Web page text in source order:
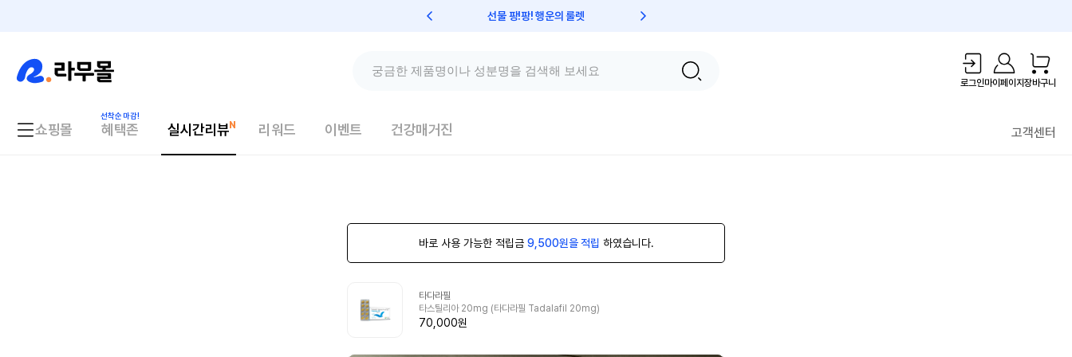
선물 팡!팡! 행운의 룰렛
로그인마이페이지장바구니
쇼핑몰 혜택존 실시간리뷰 리워드 이벤트 건강매거진 고객센터
바로 사용 가능한 적립금 9,500원을 적립 하였습니다.
타다라필
타스틸리아 20mg (타다라필 Tadalafil 20mg)
70,000원